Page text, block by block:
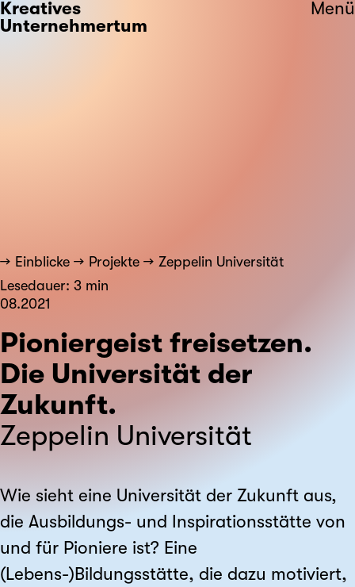
Kreatives
Unternehmertum
Menü
Einblicke Projekte
Zeppelin Universität
Lesedauer: 3 min
08.2021
Pioniergeist freisetzen.
Die Universität der
Zukunft.
Zeppelin Universität
Wie sieht eine Universität der Zukunft aus,
die Ausbildungs- und Inspirationsstätte von
und für Pioniere ist? Eine
(Lebens-)Bildungsstätte, die dazu motiviert,